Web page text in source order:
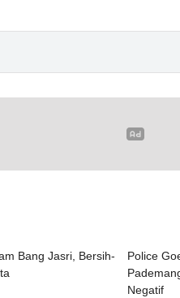
Bang Jasri, Bersih-
Police
Negatif